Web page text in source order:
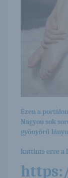
Ezen a
Nagyon sok
gyönyörű
kattints erre a